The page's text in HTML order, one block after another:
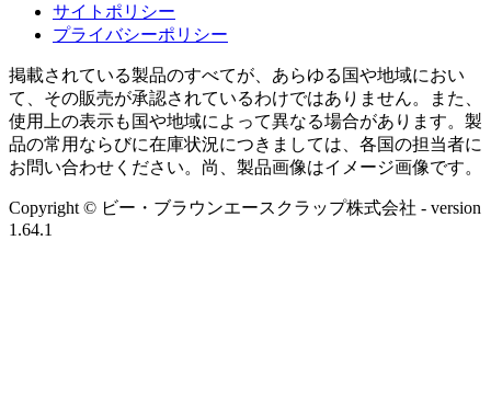
サイトポリシー
プライバシーポリシー
掲載されている製品のすべてが、あらゆる国や地域におい
て、その販売が承認されているわけではありません。また、
使用上の表示も国や地域によって異なる場合があります。製
品の常用ならびに在庫状況につきましては、各国の担当者に
お問い合わせください。尚、製品画像はイメージ画像です。
Copyright © ビー・ブラウンエースクラップ株式会社 - version
1.64.1